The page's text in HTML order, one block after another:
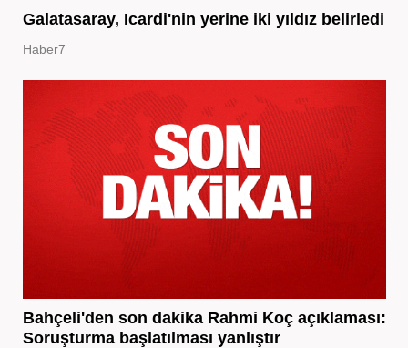
Galatasaray, Icardi'nin yerine iki yıldız belirledi
Haber7
Bahçeli'den son dakika Rahmi Koç açıklaması:
Soruşturma başlatılması yanlıştır